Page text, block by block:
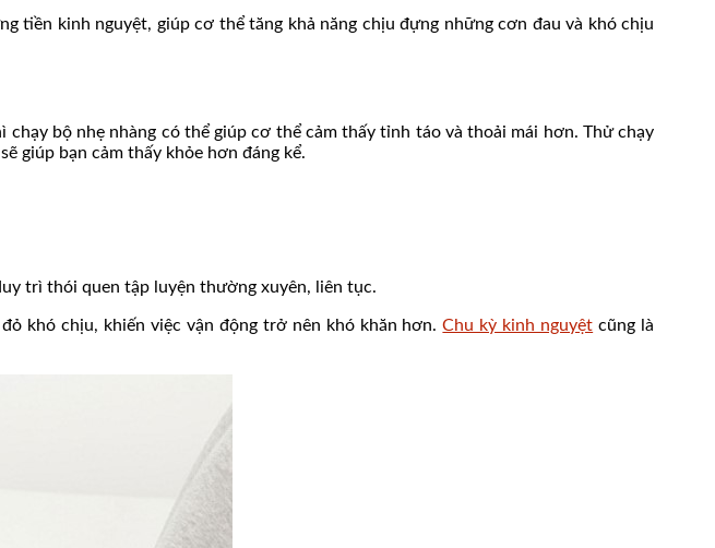
tiền kinh nguyệt, giúp cơ thể tăng khả năng chịu đựng những cơn đau và khó chịu
bộ nhẹ nhàng có thể giúp cơ thể cảm thấy tỉnh táo và thoải mái hơn. Thử chạy
giúp bạn cảm thấy khỏe hơn đáng kể.
trì thói quen tập luyện thường xuyên, liên tục.
khó chịu, khiến việc vận động trở nên khó khăn hơn.Chu kỳ kinh nguyệt cũng là